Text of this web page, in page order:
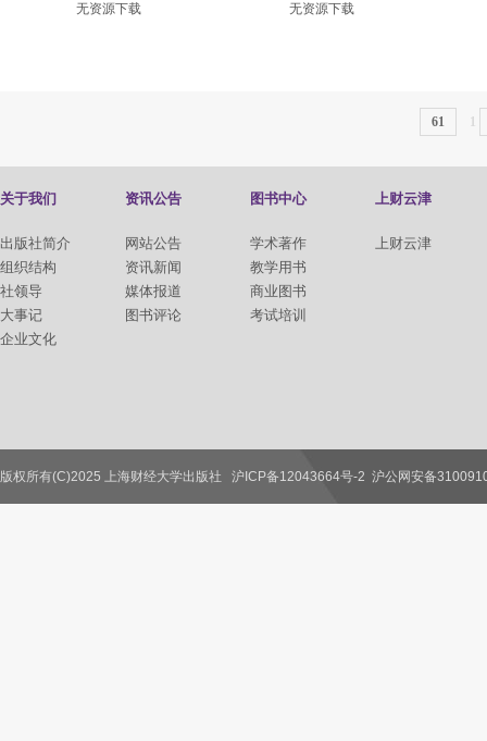
无资源下载
无资源下载
61
关于我们
出版社简介
组织结构
社领导
大事记
企业文化
资讯公告
网站公告
资讯新闻
媒体报道
图书评论
图书中心
学术著作
教学用书
商业图书
考试培训
上财云津
上财云津
联系我们
版权所有(C)2025 上海财经大学出版社 沪ICP备12043664号-2 沪公网安备